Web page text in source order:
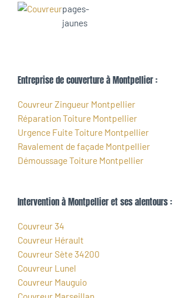
Entreprise de couverture à Montpellier :
Couvreur Zingueur Montpellier
Réparation Toiture Montpellier
Urgence Fuite Toiture Montpellier
Ravalement de façade Montpellier
Démoussage Toiture Montpellier
Intervention à Montpellier et ses alentours :
Couvreur 34
Couvreur Hérault
Couvreur Sète 34200
Couvreur Lunel
Couvreur Mauguio